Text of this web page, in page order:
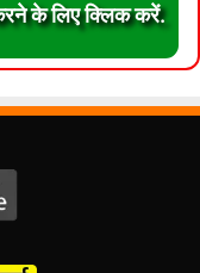
के लिए क्लिक करें.